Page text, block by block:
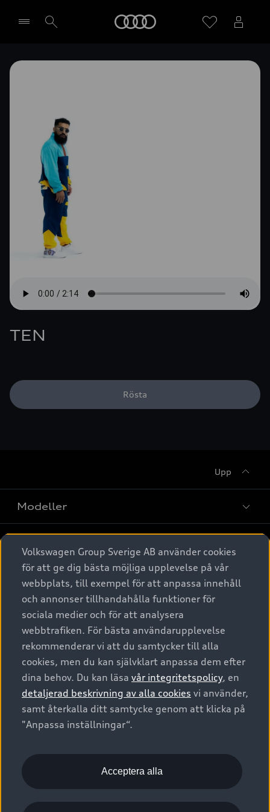
TEN
Rösta
Upp
Modeller
Elbilar
Laddhybrider
A6 modellerna
SUV
Avant
Sportback
Audi Sport
Privaterbjudanden
Privatleasing
Nya bilar i lager
Begagnade bilar i lager
Audi approved :plus - så gott som nya
Finansiering
Audi exclusive
Service & tillbehör
Originaltillbehör - köp online
Försäkring
Audi Collection – livsstilsartiklar
Vanliga frågor
2G/3G nätet stängs ned - Hur påverkas min bil av detta?
Tjänstebil
Tjänstebil
Business lease online
Företagsleasing
Om Audi Sverige
Kontakta oss
Boka Service online
Audi Återförsäljare/-serviceverkstad
myAudi
Pressmeddelanden
Nyhetsbrev
Utgivare
Juridiskt Audi AG
Juridiskt Audi Digital Giveaway
Volkswagen Group Sverige AB använder cookies
för att ge dig bästa möjliga upplevelse på vår
webbplats, till exempel för att anpassa innehåll
och annonser tillhandahålla funktioner för
sociala medier och för att analysera
webbtrafiken. För bästa användarupplevelse
rekommenderar vi att du samtycker till alla
cookies, men du kan självklart anpassa dem efter
dina behov. Du kan läsa vår integritetspolicy, en
detaljerad beskrivning av alla cookies vi använder,
samt återkalla ditt samtycke genom att klicka på
"Anpassa inställningar“.
Acceptera alla